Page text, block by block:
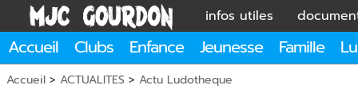
infos utiles
Accueil Clubs Enfance Jeunesse Famille
Accueil > ACTUALITES > Actu Ludotheque